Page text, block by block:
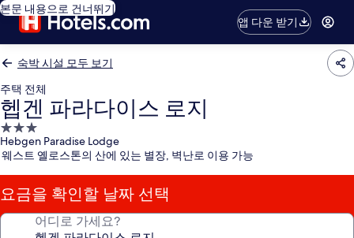
본문 내용으로 건너뛰기
앱 다운 받기
숙박 시설 모두 보기
주택 전체
헵겐 파라다이스 로지
3.0
성
급
숙
박
시
Hebgen Paradise Lodge
웨스트 옐로스톤의 산에 있는 별장, 벽난로 이용 가능
요금을 확인할 날짜 선택
어디로 가세요?